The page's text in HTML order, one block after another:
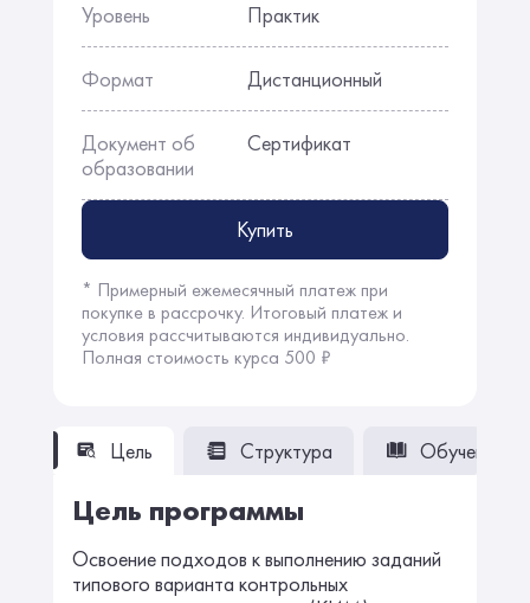
Цель Структура Обучение
Цель программы
Освоение подходов к выполнению заданий
типового варианта контрольных
Уровень Практик
Формат Дистанционный
Документ об
образовании
Сертификат
Купить
* Примерный ежемесячный платеж при
покупке в рассрочку. Итоговый платеж и
условия рассчитываются индивидуально.
Полная стоимость курса 500 ₽